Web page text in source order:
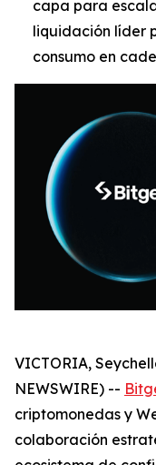
capa para
liquidación líder
consumo en
VICTORIA,
NEWSWIRE) --
criptomonedas y
colaboración